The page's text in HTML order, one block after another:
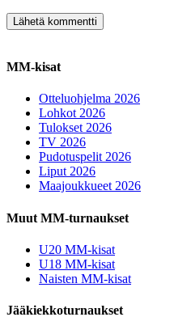
MM-kisat
Otteluohjelma 2026
Lohkot 2026
Tulokset 2026
TV 2026
Pudotuspelit 2026
Liput 2026
Maajoukkueet 2026
Muut MM-turnaukset
U20 MM-kisat
U18 MM-kisat
Naisten MM-kisat
Jääkiekkoturnaukset